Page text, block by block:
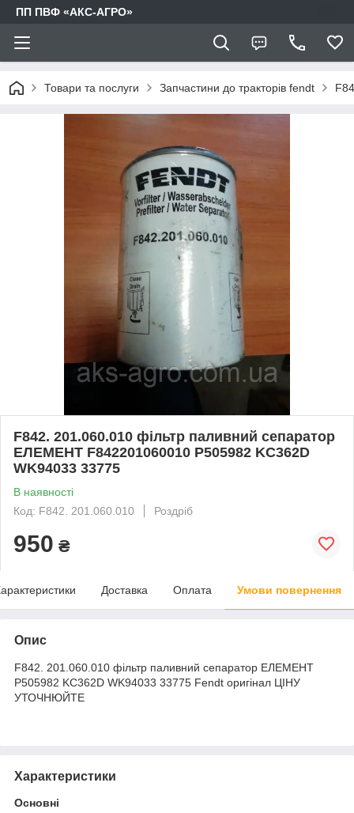
ПП ПВФ «АКС-АГРО»
Товари та послуги Запчастини до тракторів fendt
F842. 201.060.010 фільтр паливний сепаратор
ЕЛЕМЕНТ F842201060010 P505982 KC362D
WK94033 33775
В наявності
Код: F842. 201.060.010
Роздріб
950 ₴
Доставка Оплата Умови повернення
Опис
F842. 201.060.010 фільтр паливний сепаратор ЕЛЕМЕНТ
P505982 KC362D WK94033 33775 Fendt оригінал ЦІНУ
УТОЧНЮЙТЕ
Характеристики
Основні